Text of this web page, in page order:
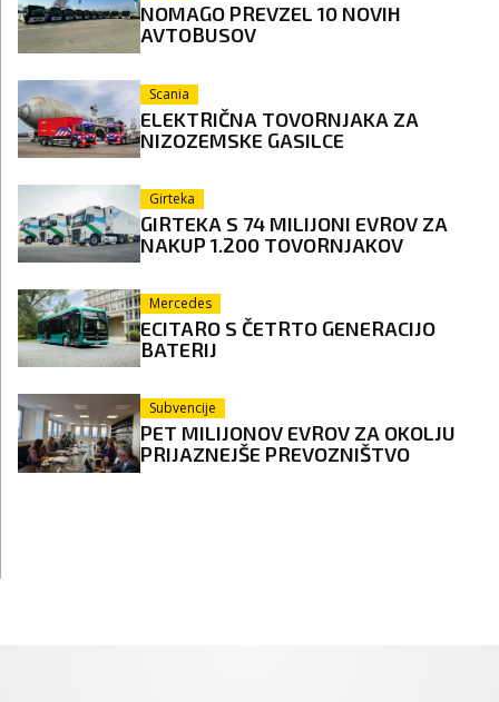
NOMAGO PREVZEL 10 NOVIH
AVTOBUSOV
Scania
ELEKTRIČNA TOVORNJAKA ZA
NIZOZEMSKE GASILCE
Girteka
GIRTEKA S 74 MILIJONI EVROV ZA
NAKUP 1.200 TOVORNJAKOV
Mercedes
ECITARO S ČETRTO GENERACIJO
BATERIJ
Subvencije
PET MILIJONOV EVROV ZA OKOLJU
PRIJAZNEJŠE PREVOZNIŠTVO